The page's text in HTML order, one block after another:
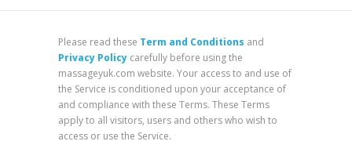
Please read these Term and Conditions and
Privacy Policy carefully before using the
massageyuk.com website. Your access to and use of
the Service is conditioned upon your acceptance of
and compliance with these Terms. These Terms
apply to all visitors, users and others who wish to
access or use the Service.